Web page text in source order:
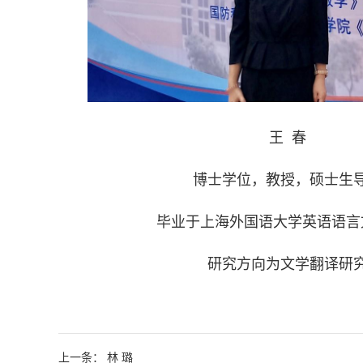
王 春
博士学位，教授，硕士生
毕业于上海外国语大学英语语
研究方向为文学翻译研
上一条： 林 璐